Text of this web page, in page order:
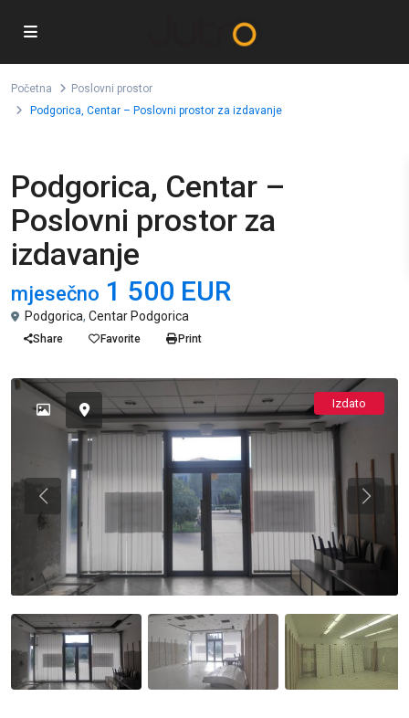
Početna
Poslovni prostor
Podgorica, Centar – Poslovni prostor za izdavanje
Podgorica, Centar –
Poslovni prostor za
izdavanje
mjesečno 1 500 EUR
Podgorica, Centar Podgorica
Share Favorite Print
Izdato
Previous